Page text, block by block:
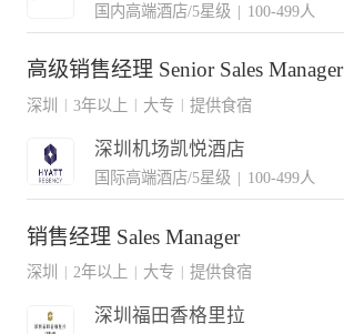
国内高端酒店/5星级 | 100-499人
高级销售经理 Senior Sales Manager
深圳 3年以上 大专 提供食宿
深圳机场凯悦酒店
国际高端酒店/5星级 | 100-499人
销售经理 Sales Manager
深圳 2年以上 大专 提供食宿
深圳福田香格里拉